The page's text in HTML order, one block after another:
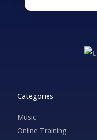
Categories
Music
Online Training